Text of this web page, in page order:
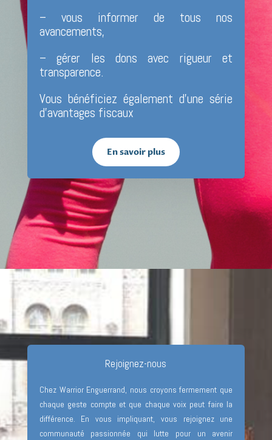
– vous informer de tous nos
avancements,
– gérer les dons avec rigueur et
transparence.
Vous bénéficiez également d’une série
d’avantages fiscaux
En savoir plus
Rejoignez-nous
Chez Warrior Enguerrand, nous croyons fermement que
chaque geste compte et que chaque voix peut faire la
différence. En vous impliquant, vous rejoignez une
communauté passionnée qui lutte pour un avenir